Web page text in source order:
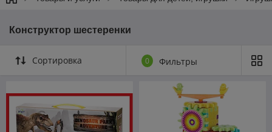
Конструктор шестеренки
Сортировка 0 Фильтры